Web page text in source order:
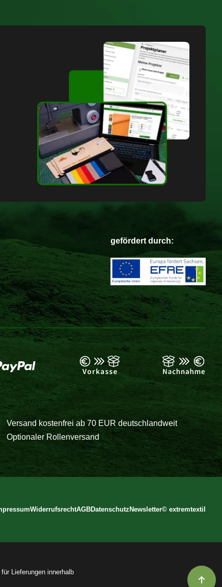
gefördert durch:
Versand kostenfrei ab 70 EUR deutschlandweit
Optionaler Rollenversand
WiderrufsrechtAGBDatenschutz Newsletter© extremtextil
Lieferungen innerhalb